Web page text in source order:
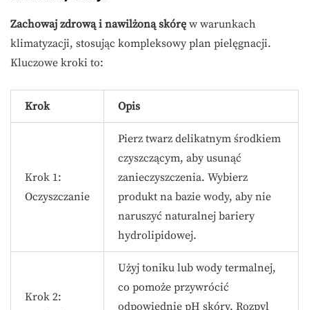
Zachowaj zdrową i nawilżoną skórę w warunkach
klimatyzacji, stosując kompleksowy plan pielęgnacji.
Kluczowe kroki to:
Krok Opis
Krok 1:
Oczyszczanie
Pierz twarz delikatnym środkiem
czyszczącym, aby usunąć
zanieczyszczenia. Wybierz
produkt na bazie wody, aby nie
naruszyć naturalnej bariery
hydrolipidowej.
Krok 2:
Użyj toniku lub wody termalnej,
co pomoże przywrócić
odpowiednie pH skóry. Rozpyl